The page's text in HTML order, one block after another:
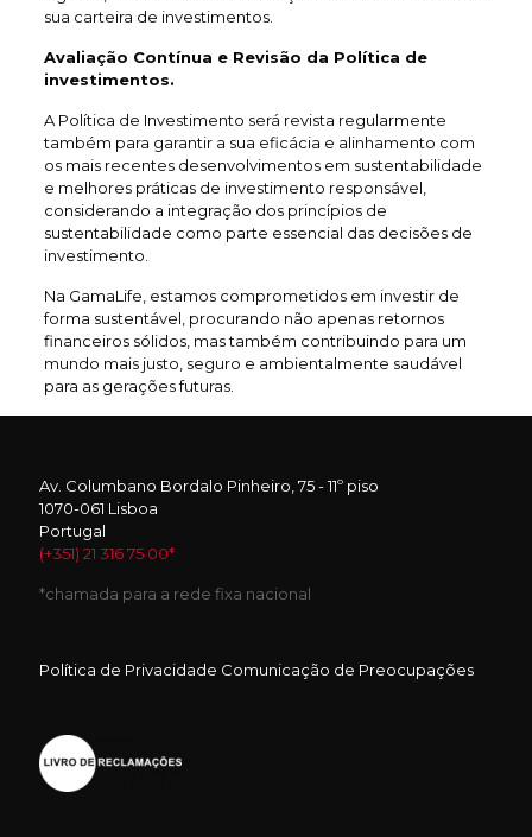
sua carteira de investimentos.
Avaliação Contínua e Revisão da Política de
investimentos.
A Política de Investimento será revista regularmente
também para garantir a sua eficácia e alinhamento com
os mais recentes desenvolvimentos em sustentabilidade
e melhores práticas de investimento responsável,
considerando a integração dos princípios de
sustentabilidade como parte essencial das decisões de
investimento.
Na GamaLife, estamos comprometidos em investir de
forma sustentável, procurando não apenas retornos
financeiros sólidos, mas também contribuindo para um
mundo mais justo, seguro e ambientalmente saudável
para as gerações futuras.
Av. Columbano Bordalo Pinheiro, 75 - 11º piso
1070-061 Lisboa
Portugal
(+351) 21 316 75 00*
*chamada para a rede fixa nacional
Política de Privacidade Comunicação de Preocupações